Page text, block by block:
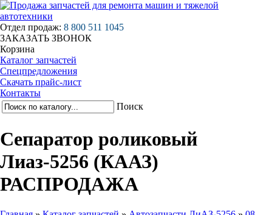
Отдел продаж: 8 800 511 1045
ЗАКАЗАТЬ ЗВОНОК
Корзина
Каталог запчастей
Спецпредложения
Скачать прайс-лист
Контакты
Поиск
Сепаратор роликовый
Лиаз-5256 (КААЗ)
РАСПРОДАЖА